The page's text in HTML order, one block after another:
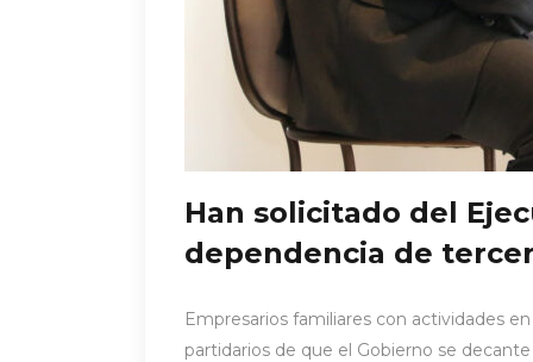
Han solicitado del
dependencia de
Empresarios familiares con actividades
partidarios de que el Gobierno se